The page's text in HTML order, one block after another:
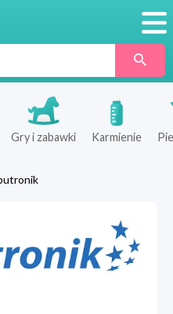
Gry i zabawki Karmienie